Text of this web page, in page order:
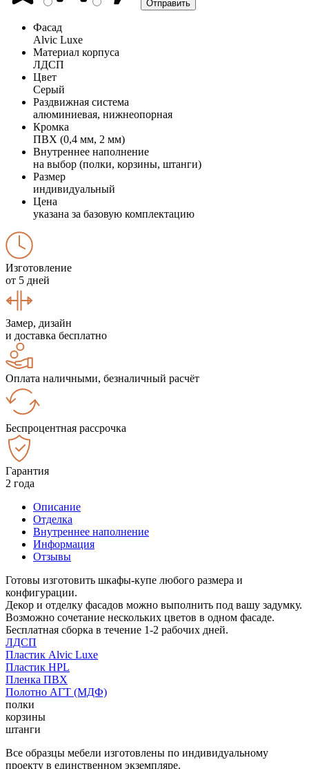
Фасад
Alvic Luxe
Материал корпуса
ЛДСП
Цвет
Серый
Раздвижная система
алюминиевая, нижнеопорная
Кромка
ПВХ (0,4 мм, 2 мм)
Внутреннее наполнение
на выбор (полки, корзины, штанги)
Размер
индивидуальный
Цена
указана за базовую комплектацию
Изготовление
от 5 дней
Замер, дизайн
и доставка бесплатно
Оплата наличными, безналичный расчёт
Беспроцентная рассрочка
Гарантия
2 года
Описание
Отделка
Внутреннее наполнение
Информация
Отзывы
Готовы изготовить шкафы-купе любого размера и
конфигурации.
Декор и отделку фасадов можно выполнить под вашу задумку.
Возможно сочетание нескольких цветов в одном фасаде.
Бесплатная сборка в течение 1-2 рабочих дней.
ЛДСП
Пластик Alvic Luxe
Пластик HPL
Пленка ПВХ
Полотно АГТ (МДФ)
полки
корзины
штанги
Все образцы мебели изготовлены по индивидуальному
проекту в единственном экземпляре.